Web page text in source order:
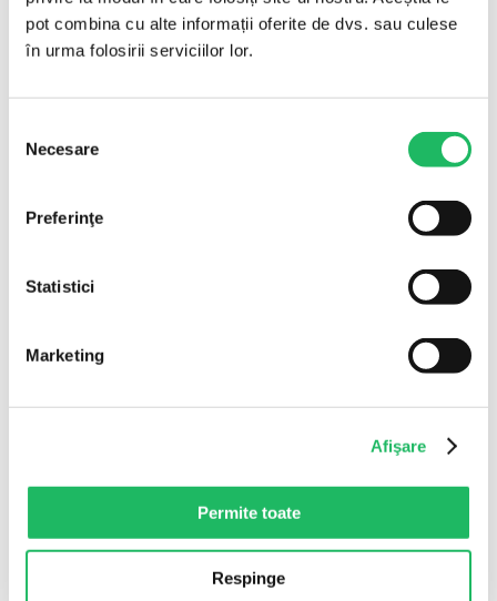
pot combina cu alte informații oferite de dvs. sau culese
în urma folosirii serviciilor lor.
consimțământului
Necesare
Preferinţe
Statistici
Marketing
Afişare
Permite toate
Respinge
Seringi cu ac
Seringi cu ac pentru insulina
Seringi cu ac si filet
Produse pentru
Transfuzoare / Truse transfuzie sange
Catetere intravenoase /
Catetere IV / Branule cu sistem de protectie
Plasturi fixare branula
Masti de oxigen
Masti pentru nebulizator
Masti oxigen Venturi
Sonde endotraheale